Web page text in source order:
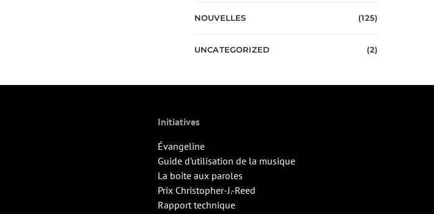
NOUVELLES (125)
UNCATEGORIZED (2)
Initiatives
Évangeline
Guide d’utilisation de la musique
La boîte aux paroles
Prix Christopher-J.-Reed
Rapport technique